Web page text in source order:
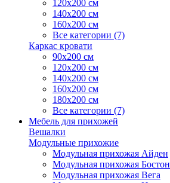
120х200 см
140х200 см
160х200 см
Все категории (7)
Каркас кровати
90х200 см
120х200 см
140х200 см
160х200 см
180х200 см
Все категории (7)
Мебель для прихожей
Вешалки
Модульные прихожие
Модульная прихожая Айден
Модульная прихожая Бостон
Модульная прихожая Вега